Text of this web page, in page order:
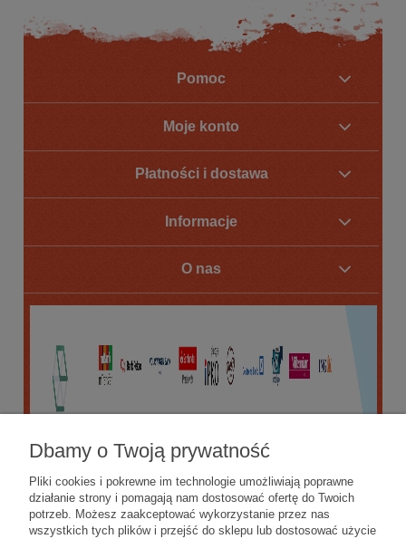
Pomoc
Moje konto
Płatności i dostawa
Informacje
O nas
Dbamy o Twoją prywatność
Pliki cookies i pokrewne im technologie umożliwiają poprawne
działanie strony i pomagają nam dostosować ofertę do Twoich
potrzeb. Możesz zaakceptować wykorzystanie przez nas
wszystkich tych plików i przejść do sklepu lub dostosować użycie